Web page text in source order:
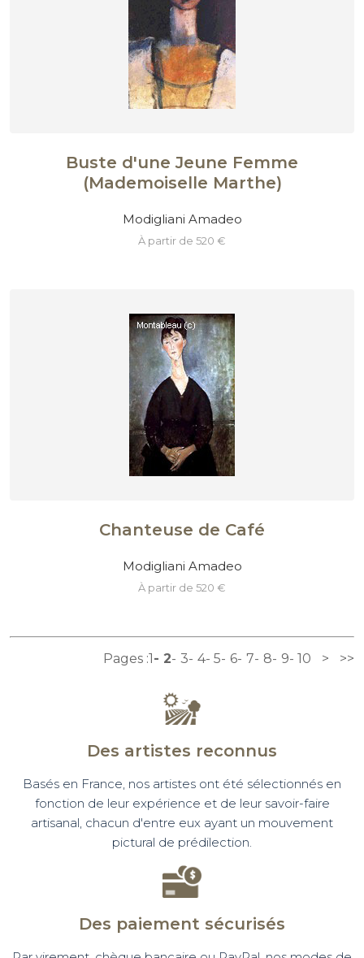
Buste d'une Jeune Femme
(Mademoiselle Marthe)
Modigliani Amadeo
à partir de 520 €
Chanteuse de Café
Modigliani Amadeo
à partir de 520 €
Pages :1 2 3 4 5 6 7 8 9 10 > >>
Des artistes reconnus
Basés en France, nos artistes ont été sélectionnés en
fonction de leur expérience et de leur savoir-faire
artisanal, chacun d'entre eux ayant un mouvement
pictural de prédilection.
Des paiement sécurisés